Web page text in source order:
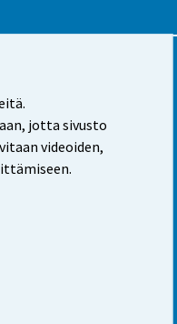
jotta sivusto
videoiden,